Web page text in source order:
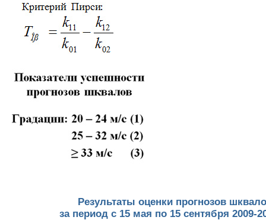
Результаты оценки прогнозов
за период с 15 мая по 15 сентября 2009-